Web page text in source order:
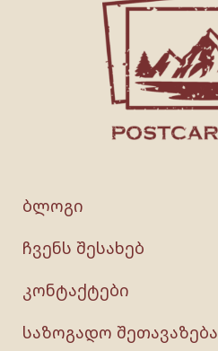
ბლოგი
ჩვენს შესახებ
კონტაქტები
საზოგადო შეთავაზება